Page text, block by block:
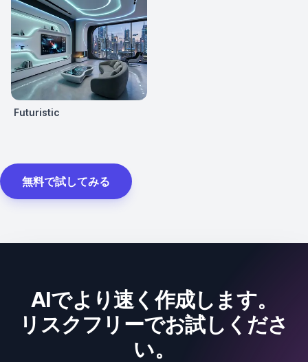
Futuristic
無料で試してみる
AIでより速く作成します。
リスクフリーでお試しくださ
い。